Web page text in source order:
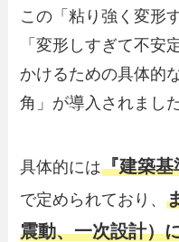
この「粘り強く変形
「変形しすぎて不安
かけるための具体的
角」が導入されました
具体的には『建築基
で定められており、
震動、一次設計）